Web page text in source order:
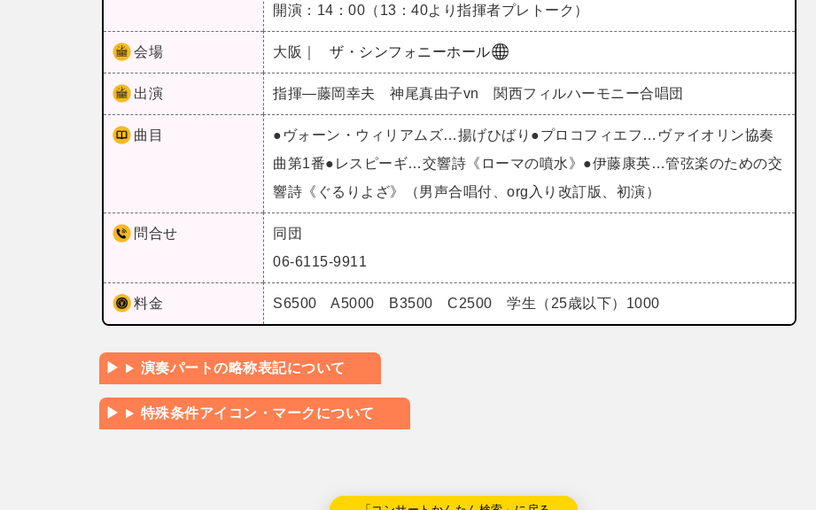
開演：14：00（13：40より指揮者プレトーク）
会場 大阪｜ ザ・シンフォニーホール
出演 指揮―藤岡幸夫 神尾真由子vn 関西フィルハーモニー合唱団
曲目
●ヴォーン・ウィリアムズ…揚げひばり●プロコフィエフ…ヴァイオリン協奏
曲第1番●レスピーギ…交響詩《ローマの噴水》●伊藤康英…管弦楽のための交
響詩《ぐるりよざ》（男声合唱付、org入り改訂版、初演）
問合せ
同団
06-6115-9911
料金 S6500 A5000 B3500 C2500 学生（25歳以下）1000
演奏パートの略称表記について
特殊条件アイコン・マークについて